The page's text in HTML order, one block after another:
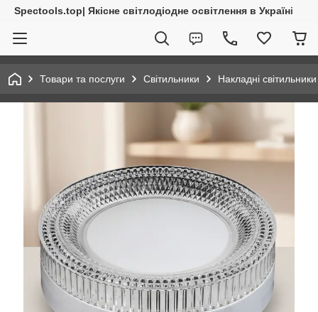
Spectools.top| Якісне світлодіодне освітлення в Україні
Товари та послуги Світильники Накладні світильники